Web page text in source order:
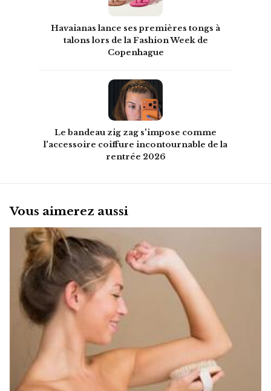
Havaianas lance ses premières tongs à
talons lors de la Fashion Week de
Copenhague
Le bandeau zig zag s'impose comme
l'accessoire coiffure incontournable de la
rentrée 2026
Vous aimerez aussi